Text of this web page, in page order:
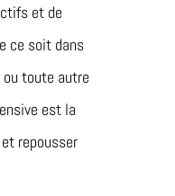
et de
ce soit dans
toute autre
est la
repousser